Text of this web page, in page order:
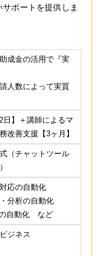
ポートを提供しま
成金の活用で『実
人数によって実質
日】＋講師によるマ
改善支援【3ヶ月】
（チャットツール
応の自動化
分析の自動化
の自動化 など
ジネス